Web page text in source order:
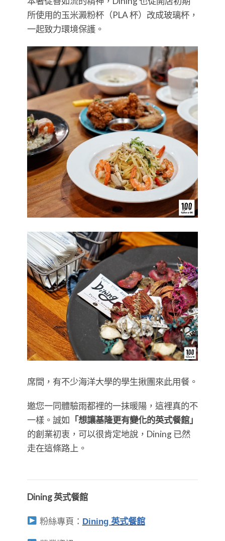
所使用的玉米澱粉杯（PLA 杯）改成玻璃杯，
一起致力環境保護。
席間，有不少海洋大學的學生揪團來此用餐。
邀您一同體驗雨都裡的一抹暖陽，這裡真的不
一樣。誠如 「想讓基隆更有變化的英式餐館」
的創業初衷，可以很肯定地說，Dining 已然
走在這條路上。
Dining 英式餐館
粉絲專頁： Dining 英式餐館